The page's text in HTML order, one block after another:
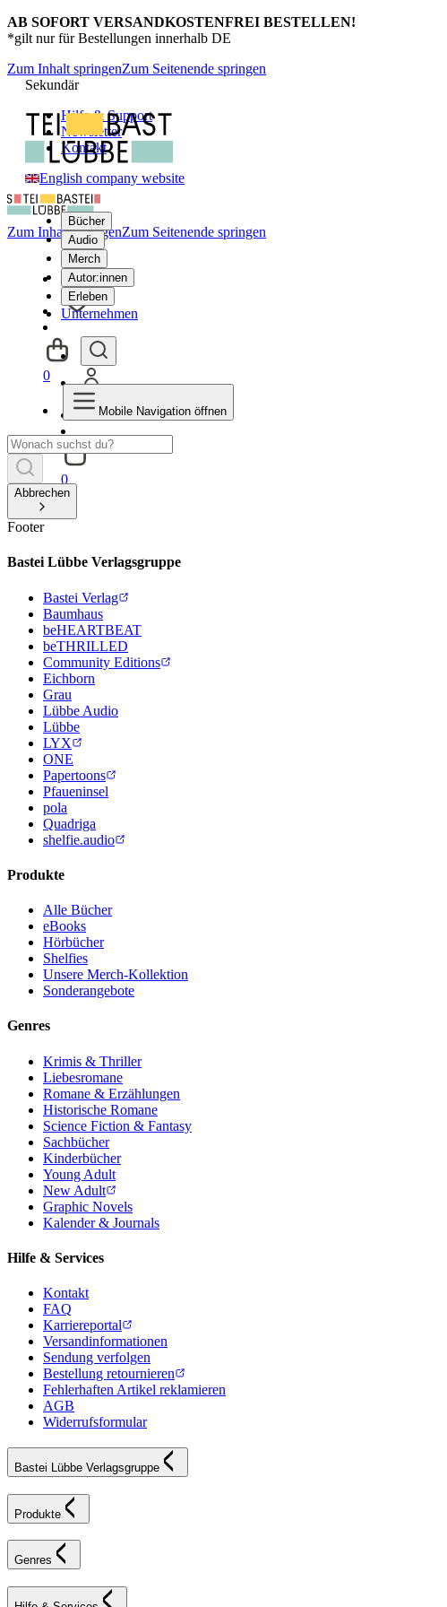
AB SOFORT VERSANDKOSTENFREI BESTELLEN!
*gilt nur für Bestellungen innerhalb DE
Zum Inhalt springenZum Seitenende springen
Sekundär
Hilfe & Support
Newsletter
Kontakt
English company website
Bücher
Audio
Merch
Autor:innen
Erleben
Unternehmen
0
Zum Inhalt springenZum Seitenende springen
0
Mobile Navigation öffnen
Abbrechen
Footer
Bastei Lübbe Verlagsgruppe
Bastei Verlag
Baumhaus
beHEARTBEAT
beTHRILLED
Community Editions
Eichborn
Grau
Lübbe Audio
Lübbe
LYX
ONE
Papertoons
Pfaueninsel
pola
Quadriga
shelfie.audio
Produkte
Alle Bücher
eBooks
Hörbücher
Shelfies
Unsere Merch-Kollektion
Sonderangebote
Genres
Krimis & Thriller
Liebesromane
Romane & Erzählungen
Historische Romane
Science Fiction & Fantasy
Sachbücher
Kinderbücher
Young Adult
New Adult
Graphic Novels
Kalender & Journals
Hilfe & Services
Kontakt
FAQ
Karriereportal
Versandinformationen
Sendung verfolgen
Bestellung retournieren
Fehlerhaften Artikel reklamieren
AGB
Widerrufsformular
Bastei Lübbe Verlagsgruppe
Produkte
Genres